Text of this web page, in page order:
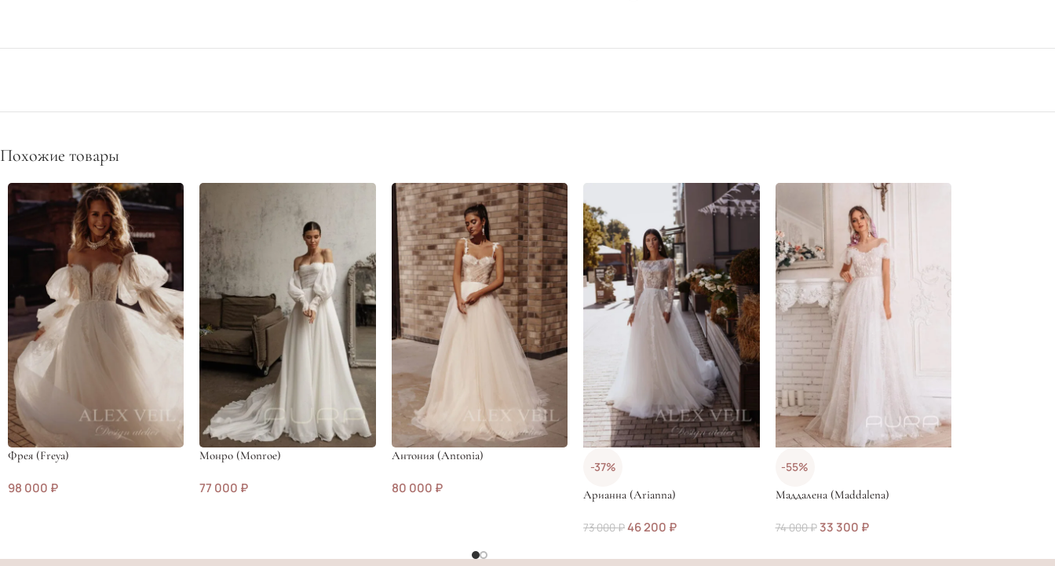
Похожие товары
Фрея (Freya)
98 000 ₽
Монро (Monroe)
77 000 ₽
Антония (Antonia)
80 000 ₽
-37%
Арианна (Arianna)
73 000₽46 200 ₽
-55%
Маддалена (Maddalena)
74 000₽ 33 300 ₽